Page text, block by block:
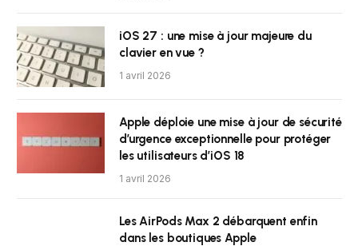
iOS 27 : une mise à jour majeure du
clavier en vue ?
1 avril 2026
Apple déploie une mise à jour de sécurité
d’urgence exceptionnelle pour protéger
les utilisateurs d’iOS 18
1 avril 2026
Les AirPods Max 2 débarquent enfin
dans les boutiques Apple